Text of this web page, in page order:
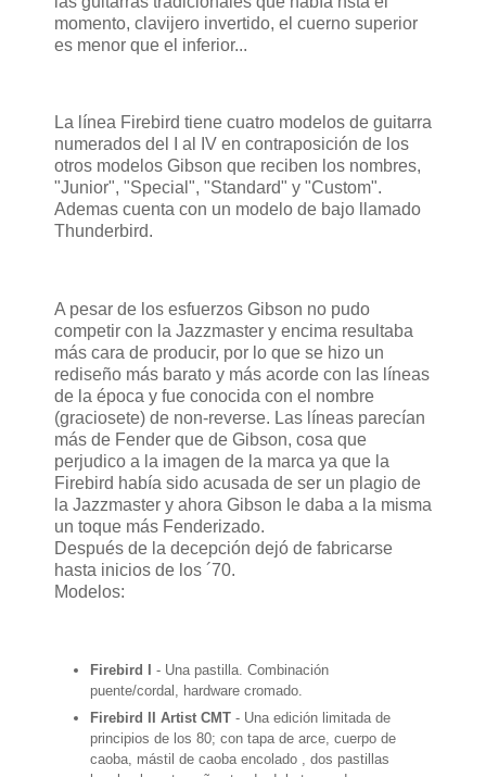
momento, clavijero invertido, el cuerno superior
es menor que el inferior...
La línea Firebird tiene cuatro modelos de guitarra
numerados del I al IV en contraposición de los
otros modelos Gibson que reciben los nombres,
"Junior", "Special", "Standard" y "Custom".
Ademas cuenta con un modelo de bajo llamado
Thunderbird.
A pesar de los esfuerzos Gibson no pudo
competir con la Jazzmaster y encima resultaba
más cara de producir, por lo que se hizo un
rediseño más barato y más acorde con las líneas
de la época y fue conocida con el nombre
(graciosete) de non-reverse. Las líneas parecían
más de Fender que de Gibson, cosa que
perjudico a la imagen de la marca ya que la
Firebird había sido acusada de ser un plagio de
la Jazzmaster y ahora Gibson le daba a la misma
un toque más Fenderizado.
Después de la decepción dejó de fabricarse
hasta inicios de los ´70.
Modelos:
Firebird I - Una pastilla. Combinación
puente/cordal, hardware cromado.
Firebird II Artist CMT- Una edición limitada de
principios de los 80; con tapa de arce, cuerpo de
caoba, mástil de caoba encolado , dos pastillas